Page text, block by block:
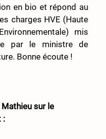
en bio et répond au
charges HVE (Haute
mis
par le ministre de
Bonne écoute !
sur le
: